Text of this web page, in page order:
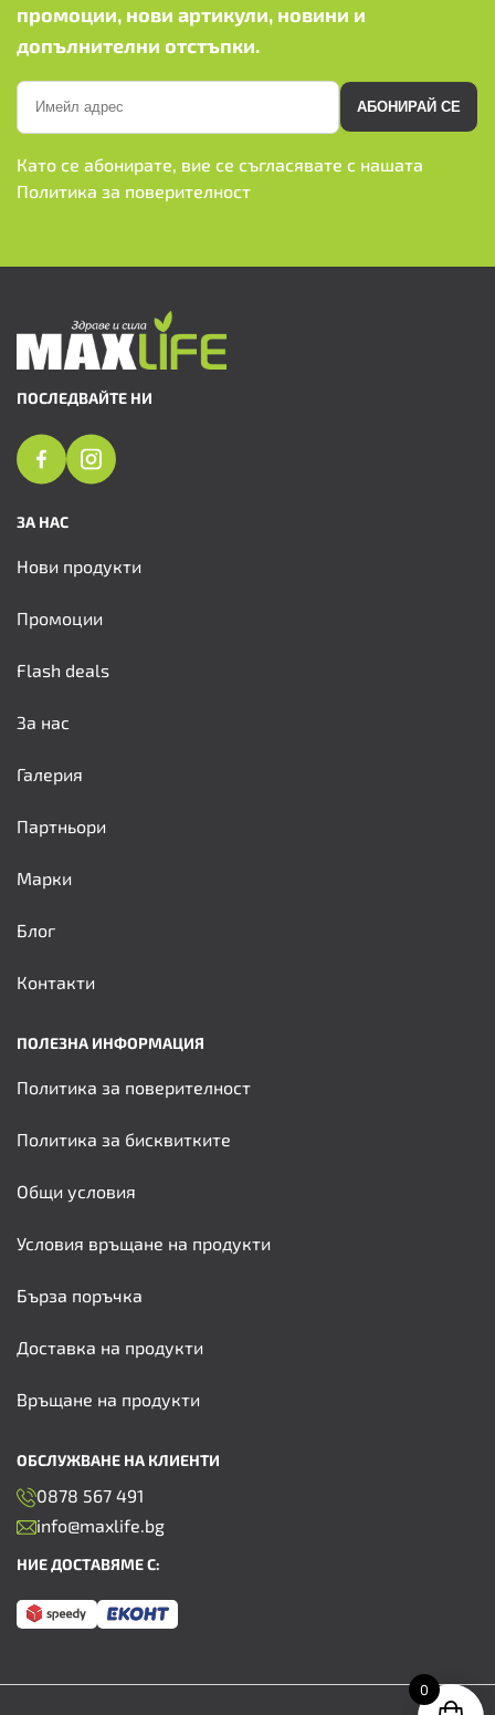
промоции, нови артикули, новини и
допълнителни отстъпки.
АБОНИРАЙ СЕ
Като се абонирате, вие се съгласявате с нашата
Политика за поверителност
ПОСЛЕДВАЙТЕ НИ
ЗА НАС
Нови продукти
Промоции
Flash deals
За нас
Галерия
Партньори
Марки
Блог
Контакти
ПОЛЕЗНА ИНФОРМАЦИЯ
Политика за поверителност
Политика за бисквитките
Общи условия
Условия връщане на продукти
Бърза поръчка
Доставка на продукти
Връщане на продукти
ОБСЛУЖВАНЕ НА КЛИЕНТИ
0878 567 491
info@maxlife.bg
НИЕ ДОСТАВЯМЕ С:
0